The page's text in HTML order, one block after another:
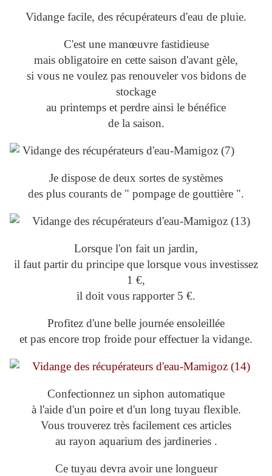
Vidange facile, des récupérateurs d'eau de pluie.
C'est une manœuvre fastidieuse
mais obligatoire en cette saison d'avant gèle,
si vous ne voulez pas renouveler vos bidons de
stockage
au printemps et perdre ainsi le bénéfice
de la saison.
Je dispose de deux sortes de systèmes
des plus courants de " pompage de gouttière ".
Lorsque l'on fait un jardin,
il faut partir du principe que lorsque vous investissez
1 €,
il doit vous rapporter 5 €.
Profitez d'une belle journée ensoleillée
et pas encore trop froide pour effectuer la vidange.
Confectionnez un siphon automatique
à l'aide d'un poire et d'un long tuyau flexible.
Vous trouverez très facilement ces articles
au rayon aquarium des jardineries .
Ce tuyau devra avoir une longueur